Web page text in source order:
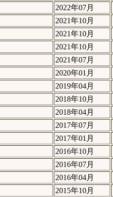
2022年07月
2021年10月
2021年10月
2021年10月
2021年07月
2020年01月
2019年04月
2018年10月
2018年04月
2017年07月
2017年01月
2016年10月
2016年07月
2016年04月
2015年10月